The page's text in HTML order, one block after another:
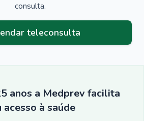
consulta.
teleconsulta
anos a Medprev facilita
acesso à saúde